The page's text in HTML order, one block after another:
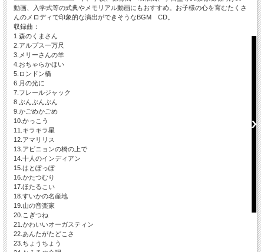
動画、入学式等の式典やメモリアル動画にもおすすめ。お子様の心を育むたくさ
んのメロディで印象的な演出ができそうなBGM CD。
収録曲：
1.森のくまさん
2.アルプス一万尺
3.メリーさんの羊
4.おちゃらかほい
5.ロンドン橋
6.月の光に
7.フレールジャック
8.ぶんぶんぶん
9.かごめかごめ
10.かっこう
11.キラキラ星
12.アマリリス
13.アビニョンの橋の上で
14.十人のインディアン
15.はとぽっぽ
16.かたつむり
17.ほたるこい
18.すいかの名産地
19.山の音楽家
20.こぎつね
21.かわいいオーガスティン
22.あんたがたどこさ
23.ちょうちょう